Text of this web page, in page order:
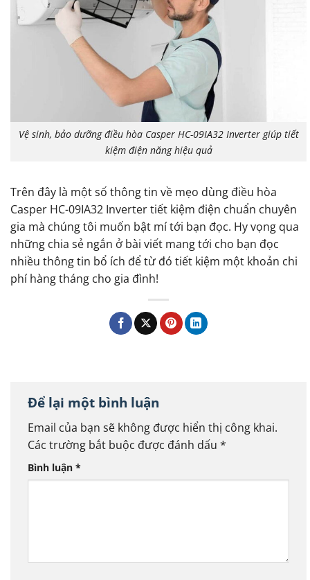
Vệ sinh, bảo dưỡng điều hòa Casper HC-09IA32 Inverter giúp tiết
kiệm điện năng hiệu quả
Trên đây là một số thông tin về mẹo dùng điều hòa
Casper HC-09IA32 Inverter tiết kiệm điện chuẩn chuyên
gia mà chúng tôi muốn bật mí tới bạn đọc. Hy vọng qua
những chia sẻ ngắn ở bài viết mang tới cho bạn đọc
nhiều thông tin bổ ích để từ đó tiết kiệm một khoản chi
phí hàng tháng cho gia đình!
Để lại một bình luận
Email của bạn sẽ không được hiển thị công khai.
Các trường bắt buộc được đánh dấu *
Bình luận *